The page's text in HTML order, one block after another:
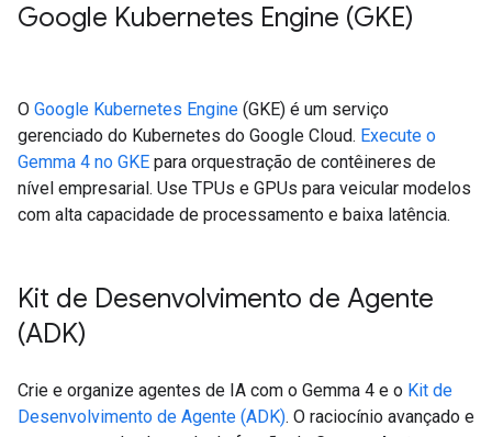
Google Kubernetes Engine (GKE)
O Google Kubernetes Engine (GKE) é um serviço
gerenciado do Kubernetes do Google Cloud. Execute o
Gemma 4 no GKE para orquestração de contêineres de
nível empresarial. Use TPUs e GPUs para veicular modelos
com alta capacidade de processamento e baixa latência.
Kit de Desenvolvimento de Agente
(ADK)
Crie e organize agentes de IA com o Gemma 4 e o Kit de
Desenvolvimento de Agente (ADK). O raciocínio avançado e